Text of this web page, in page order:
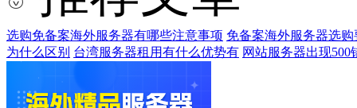
选购免备案海外服务器有哪些注意事项 免备案海外服务器选
为什么区别 台湾服务器租用有什么优势有 网站服务器出现500